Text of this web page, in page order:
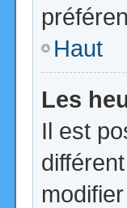
Haut
Les
Il est